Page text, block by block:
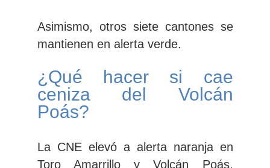
Asimismo, otros siete cantones se
mantienen en alerta verde.
¿Qué hacer si cae
ceniza del Volcán
Poás?
La CNE elevó a alerta naranja en
Toro Amarrillo y Volcán Poás,